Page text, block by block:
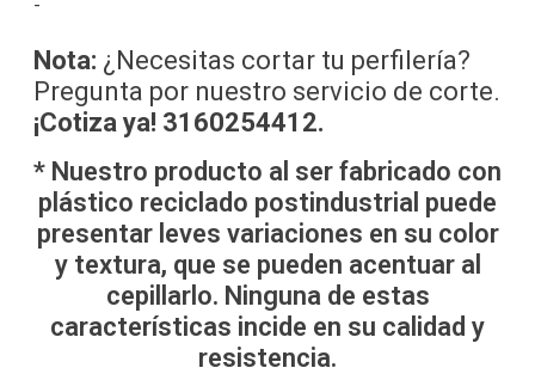
-
Nota: ¿Necesitas cortar tu perfilería?
Pregunta por nuestro servicio de corte.
¡Cotiza ya! 3160254412.
* Nuestro producto al ser fabricado con
plástico reciclado postindustrial puede
presentar leves variaciones en su color
y textura, que se pueden acentuar al
cepillarlo. Ninguna de estas
características incide en su calidad y
resistencia.